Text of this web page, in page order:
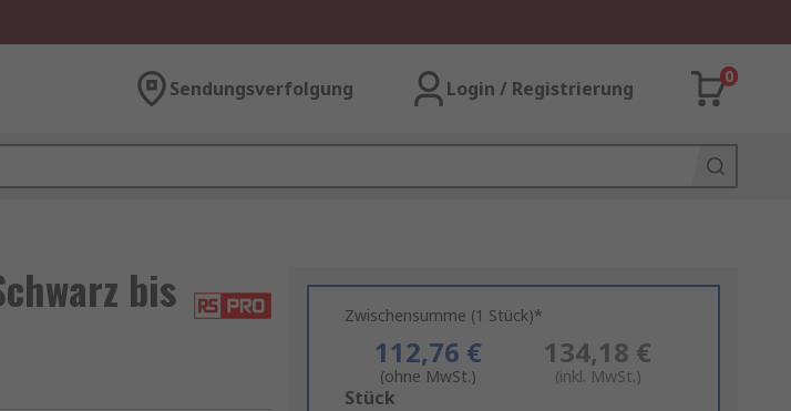
Sendungsverfolgung Login / Registrierung
0
bis Zwischensumme (1 Stück)*
112,76 €
(ohne MwSt.)
134,18 €
(inkl. MwSt.)
Add
Stück